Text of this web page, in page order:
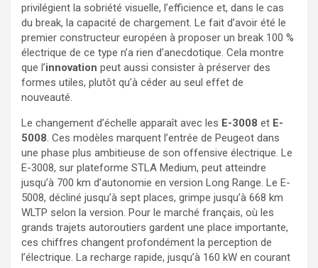
privilégient la sobriété visuelle, l’efficience et, dans le cas
du break, la capacité de chargement. Le fait d’avoir été le
premier constructeur européen à proposer un break 100 %
électrique de ce type n’a rien d’anecdotique. Cela montre
que l’innovation peut aussi consister à préserver des
formes utiles, plutôt qu’à céder au seul effet de
nouveauté.
Le changement d’échelle apparaît avec les E-3008 et E-
5008. Ces modèles marquent l’entrée de Peugeot dans
une phase plus ambitieuse de son offensive électrique. Le
E-3008, sur plateforme STLA Medium, peut atteindre
jusqu’à 700 km d’autonomie en version Long Range. Le E-
5008, décliné jusqu’à sept places, grimpe jusqu’à 668 km
WLTP selon la version. Pour le marché français, où les
grands trajets autoroutiers gardent une place importante,
ces chiffres changent profondément la perception de
l’électrique. La recharge rapide, jusqu’à 160 kW en courant